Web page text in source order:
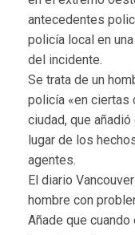
antecedentes
policía local en
del incidente.
Se trata de un
policía «en ciertas
ciudad, que
lugar de los
agentes.
El diario
hombre con
Añade que